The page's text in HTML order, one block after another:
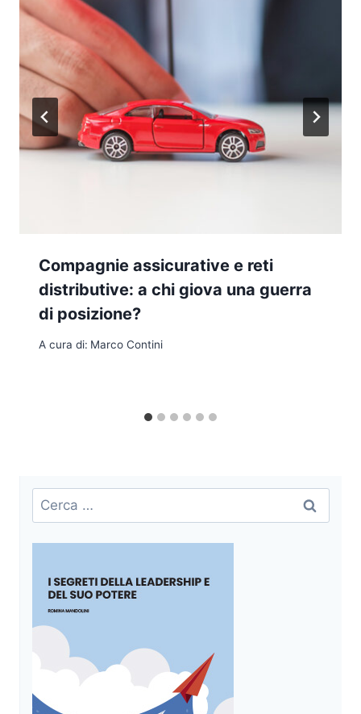
Compagnie assicurative e reti
distributive: a chi giova una guerra
di posizione?
A cura di: Marco Contini
Ricerca
per: